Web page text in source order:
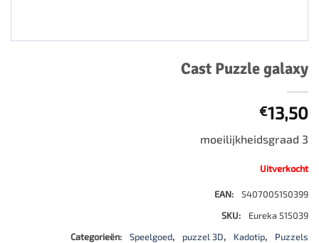
Cast Puzzle galaxy
€13,50
moeilijkheidsgraad 3
Uitverkocht
EAN:
5407005150399
SKU:
Eureka 515039
Categorieën:
Speelgoed, puzzel 3D, Kadotip,
Puzzels